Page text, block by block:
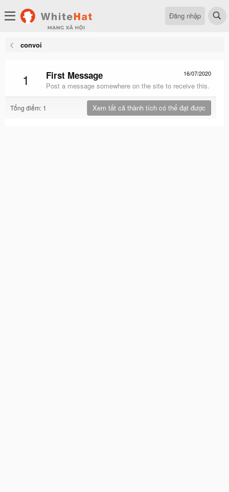
Đăng nhập
convoi
1 16/07/2020
First Message
Post a message somewhere on the site to receive this.
Tổng điểm: 1 Xem tất cả thành tích có thể đạt được